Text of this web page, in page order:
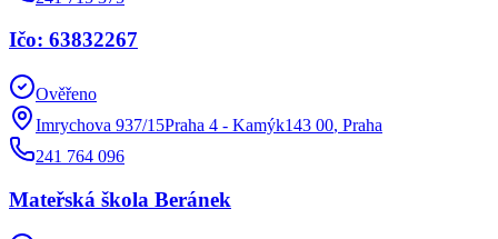
Ičo: 63832267
Ověřeno
Imrychova 937/15Praha 4 - Kamýk143 00, Praha
241 764 096
Mateřská škola Beránek